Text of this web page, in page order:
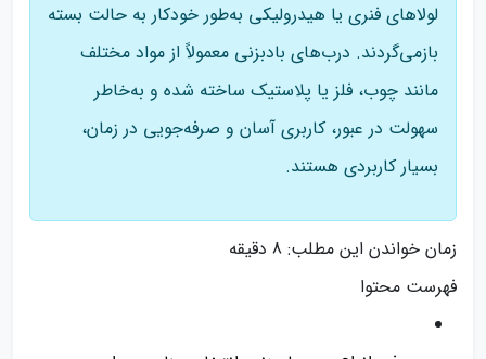
لولاهای فنری یا هیدرولیکی به‌طور خودکار به حالت بسته
بازمی‌گردند. درب‌های بادبزنی معمولاً از مواد مختلف
مانند چوب، فلز یا پلاستیک ساخته شده و به‌خاطر
سهولت در عبور، کاربری آسان و صرفه‌جویی در زمان،
بسیار کاربردی هستند.
زمان خواندن این مطلب: 8 دقیقه
فهرست محتوا